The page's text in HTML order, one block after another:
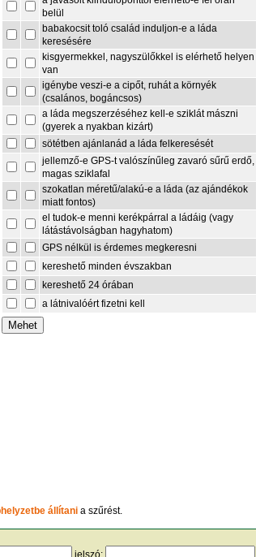
belül
babakocsit toló család induljon-e a láda
keresésére
kisgyermekkel, nagyszülőkkel is elérhető helyen
van
igénybe veszi-e a cipőt, ruhát a környék
(csalános, bogáncsos)
a láda megszerzéséhez kell-e sziklát mászni
(gyerek a nyakban kizárt)
sötétben ajánlanád a láda felkeresését
jellemző-e GPS-t valószínűleg zavaró sűrű erdő,
magas sziklafal
szokatlan méretű/alakú-e a láda (az ajándékok
miatt fontos)
el tudok-e menni kerékpárral a ládáig (vagy
látástávolságban hagyhatom)
GPS nélkül is érdemes megkeresni
kereshető minden évszakban
kereshető 24 órában
a látnivalóért fizetni kell
állítani a szűrést.
jelszó: